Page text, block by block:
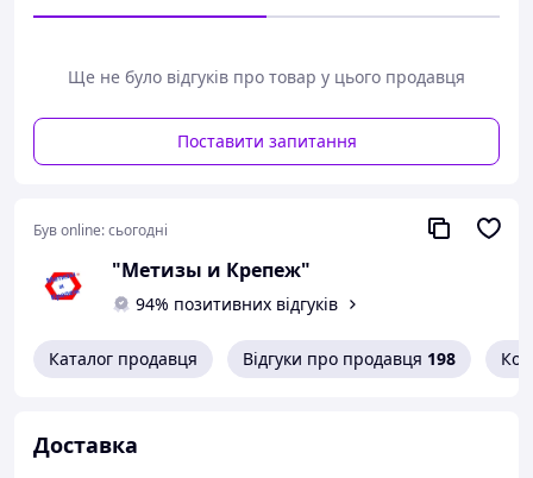
Ще не було відгуків про товар у цього продавця
Поставити запитання
Був online:сьогодні
"Метизы и Крепеж"
94% позитивних відгуків
Каталог продавця Відгуки про продавця 198
Доставка